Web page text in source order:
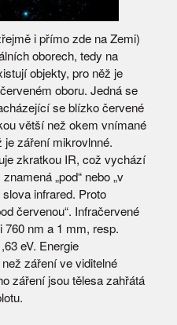
i přímo zde na Zemi)
oborech, tedy na
objekty, pro něž je
oboru. Jedná se
se blízko červené
větší než okem vnímané
je záření mikrovlnné.
zkratkou IR, což vychází
„pod“ nebo „v
infrared. Proto
červenou“. Infračervené
nm a 1 mm, resp.
eV. Energie
záření ve viditelné
záření jsou tělesa zahřátá